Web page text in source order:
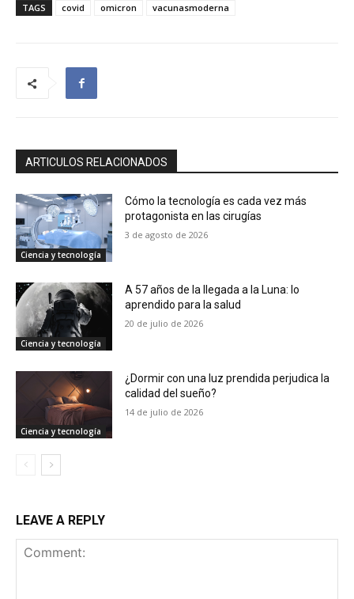
TAGS covid omicron vacunasmoderna
ARTICULOS RELACIONADOS
Ciencia y tecnología
Cómo la tecnología es cada vez más
protagonista en las cirugías
3 de agosto de 2026
Ciencia y tecnología
A 57 años de la llegada a la Luna: lo
aprendido para la salud
20 de julio de 2026
Ciencia y tecnología
¿Dormir con una luz prendida perjudica la
calidad del sueño?
14 de julio de 2026
LEAVE A REPLY